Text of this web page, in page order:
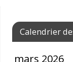
Calendrier